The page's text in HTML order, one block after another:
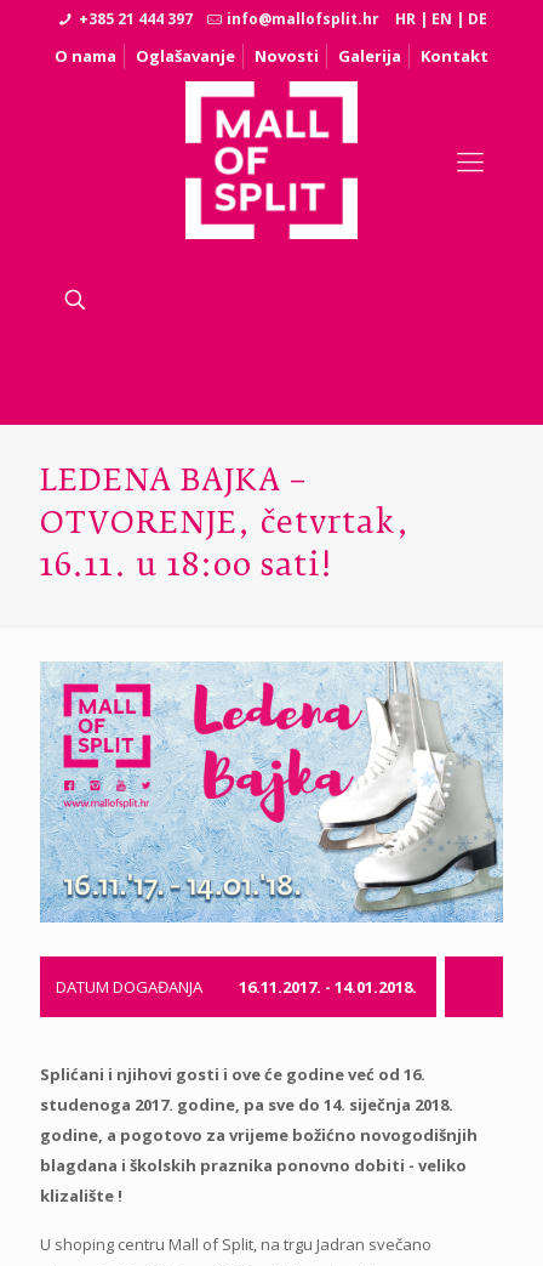
+385 21 444 397 info@mallofsplit.hr HR | EN | DE
O nama Oglašavanje Novosti Galerija Kontakt
LEDENA BAJKA –
OTVORENJE, četvrtak,
16.11. u 18:00 sati!
DATUM DOGAĐANJA 16.11.2017. - 14.01.2018.
Splićani i njihovi gosti i ove će godine već od 16.
studenoga 2017. godine, pa sve do 14. siječnja 2018.
godine, a pogotovo za vrijeme božićno novogodišnjih
blagdana i školskih praznika ponovno dobiti - veliko
klizalište !
U shoping centru Mall of Split, na trgu Jadran svečano